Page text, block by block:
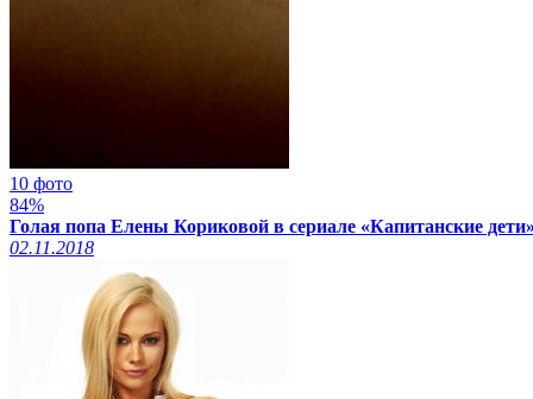
10 фото
84%
Голая попа Елены Кориковой в сериале «Капитанские
02.11.2018